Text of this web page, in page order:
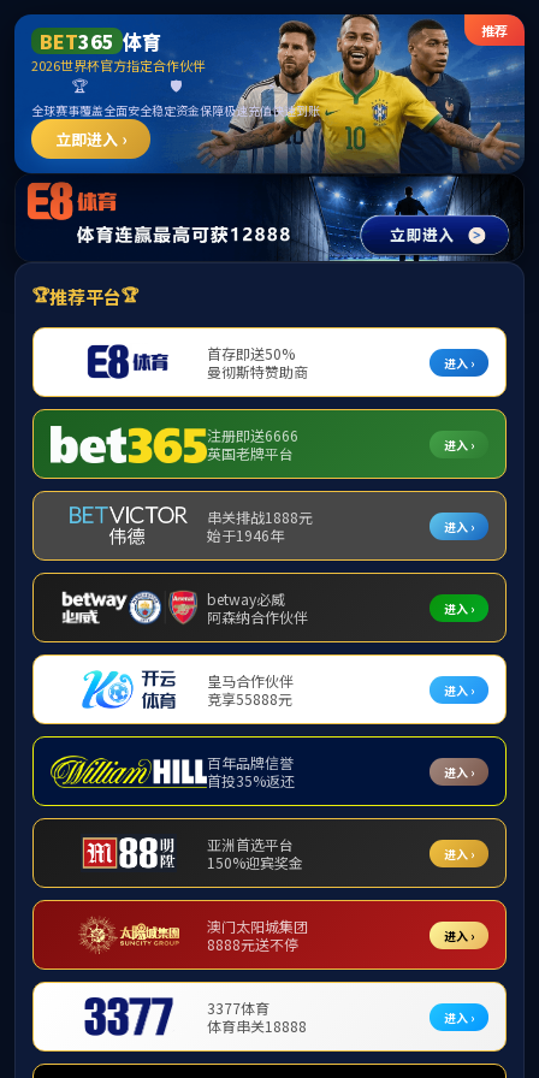
LETOU·国际米兰(中国区)官方网站
师资队伍 人才培养 学术科
学院概况
学院简介
历史沿革
现任领导
机构设置
历史沿革